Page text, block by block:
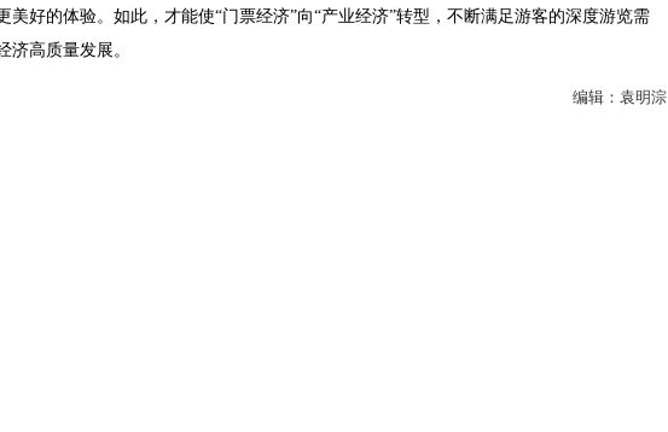
美好的体验。如此，才能使“门票经济”向“产业经济”转型，不断满足游客的深度游览需
济高质量发展。
编辑： 袁明淙